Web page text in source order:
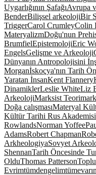
Uygarlığının ŞafağıAvrupa
BenderBilişsel arkeolojiBir
TriggerCarol CrumleyColin
MateryalizmDoğu'nun
BrumfielEpistemolojiEric
EngelsGelişme ve Arkeoloji
Dünyanın Antropolojisini
Morganİskoçya'nın Tarih
Yaratan İnsanKent Flannery
DinamiklerLeslie WhiteLiz
ArkeolojiMarksist Teori
Doğa çalışmasıMateryal
Kültür Tarihi Rus Akademisi
RowlandsNorman Yoffee
AdamsRobert Chapman
ArkheologiyaSovyet
ShennanTarih Öncesinde
OlduThomas Patterson
Evrimtümdengelim